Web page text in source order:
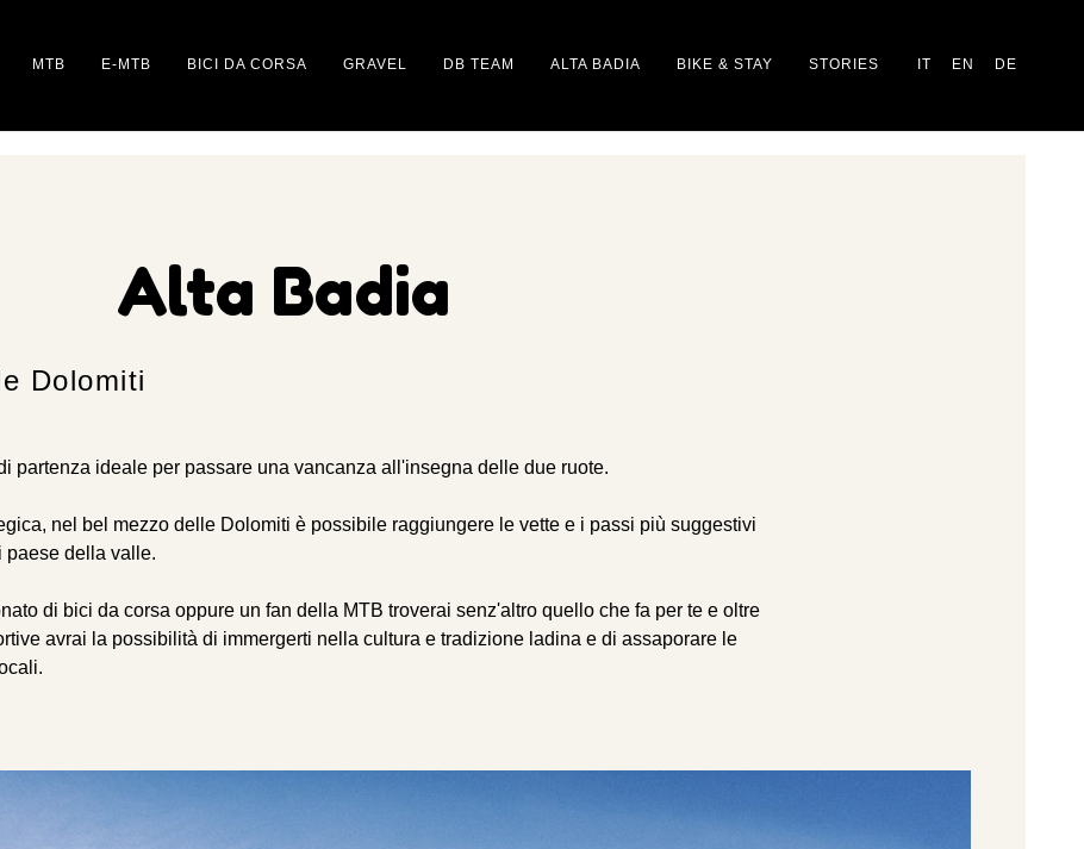
MTB E-MTB BICI DA CORSA GRAVEL DB TEAM ALTA BADIA BIKE & STAY STORIES IT EN DE
Alta Badia
Dolomiti
partenza ideale per passare una vancanza all'insegna delle due ruote.
nel bel mezzo delle Dolomiti è possibile raggiungere le vette e i passi più suggestivi
della valle.
di bici da corsa oppure un fan della MTB troverai senz'altro quello che fa per te e oltre
avrai la possibilità di immergerti nella cultura e tradizione ladina e di assaporare le